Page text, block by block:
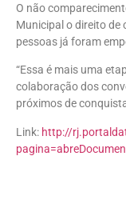
O não
Municipal o direito de
pessoas já foram
“Essa é mais uma
colaboração dos
próximos de
Link: http://